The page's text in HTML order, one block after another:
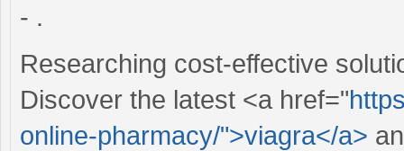
- .
Researching cost-effective
Discover the latest <a href="
online-pharmacy/">viagra</a>